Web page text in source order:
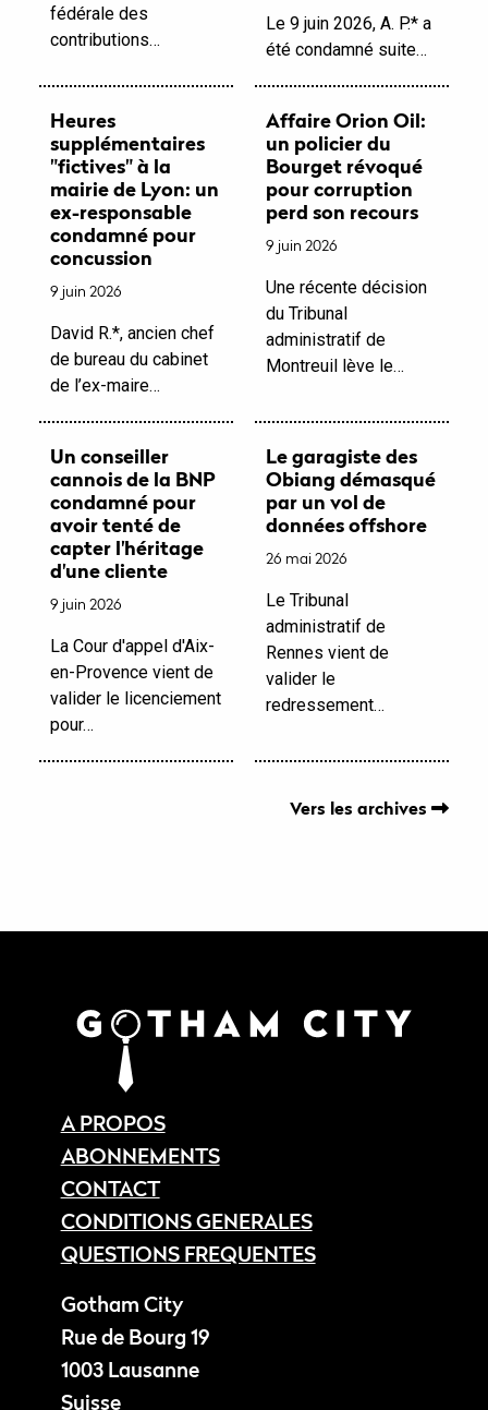
fédérale des
contributions…
Le 9 juin 2026, A. P.* a
été condamné suite…
Heures
supplémentaires
"fictives" à la
mairie de Lyon: un
ex-responsable
condamné pour
concussion
9 juin 2026
David R.*, ancien chef
de bureau du cabinet
de l’ex-maire…
Affaire Orion Oil:
un policier du
Bourget révoqué
pour corruption
perd son recours
9 juin 2026
Une récente décision
du Tribunal
administratif de
Montreuil lève le…
Un conseiller
cannois de la BNP
condamné pour
avoir tenté de
capter l'héritage
d'une cliente
9 juin 2026
La Cour d'appel d'Aix-
en-Provence vient de
valider le licenciement
pour…
Le garagiste des
Obiang démasqué
par un vol de
données offshore
26 mai 2026
Le Tribunal
administratif de
Rennes vient de
valider le
redressement…
Vers les archives
A PROPOS
ABONNEMENTS
CONTACT
CONDITIONS GENERALES
QUESTIONS FREQUENTES
Gotham City
Rue de Bourg 19
1003 Lausanne
Suisse